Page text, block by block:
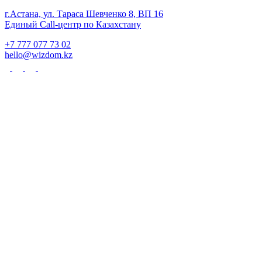
г.Астана, ул. Тараса Шевченко 8, ВП 16
Единый Call-центр по Казахстану
+7 777 077 73 02
hello@wizdom.kz